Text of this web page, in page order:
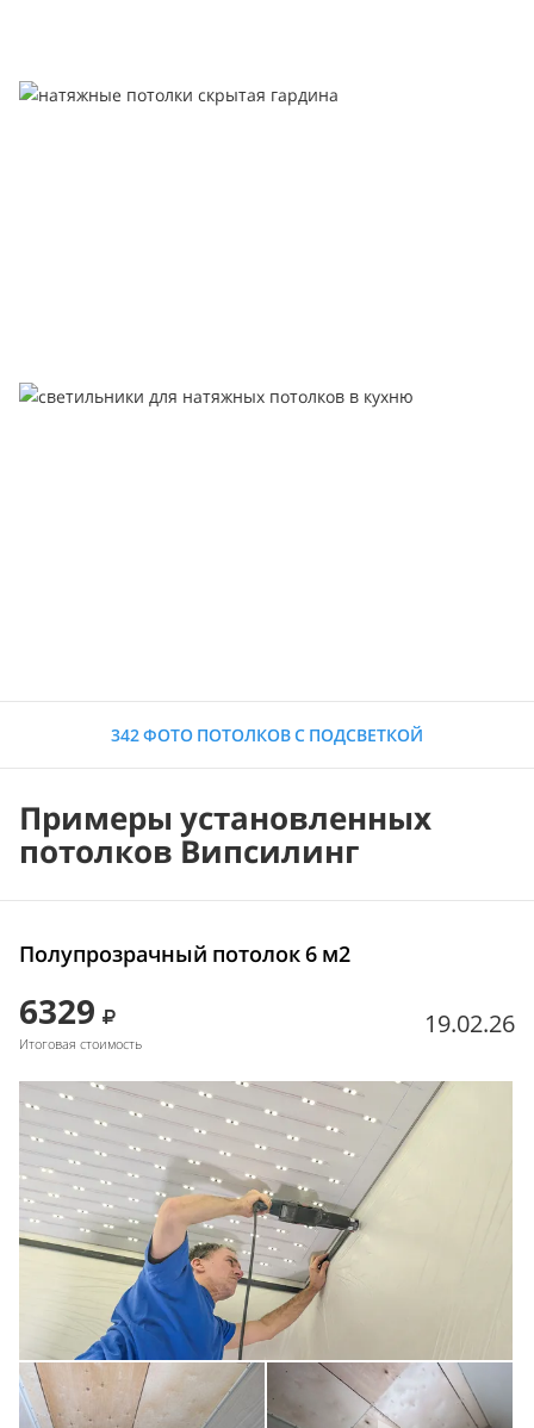
342 ФОТО ПОТОЛКОВ С ПОДСВЕТКОЙ
Примеры установленных
потолков Випсилинг
Полупрозрачный потолок 6 м2
6329
Итоговая стоимость
19.02.26